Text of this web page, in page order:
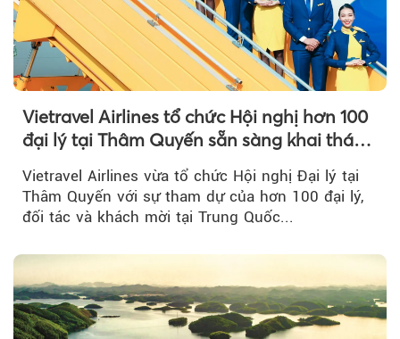
Vietravel Airlines tổ chức Hội nghị hơn 100
đại lý tại Thâm Quyến sẵn sàng khai thác
đường bay thẳng TP.HCM - Thâm Quyến
Vietravel Airlines vừa tổ chức Hội nghị Đại lý tại
Thâm Quyến với sự tham dự của hơn 100 đại lý,
đối tác và khách mời tại Trung Quốc...